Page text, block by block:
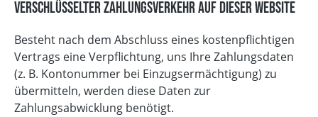
Verschlüsselter Zahlungsverkehr auf dieser Website
Besteht nach dem Abschluss eines kostenpflichtigen
Vertrags eine Verpflichtung, uns Ihre Zahlungsdaten
(z. B. Kontonummer bei Einzugsermächtigung) zu
übermitteln, werden diese Daten zur
Zahlungsabwicklung benötigt.